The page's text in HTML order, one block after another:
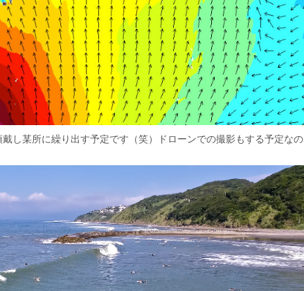
し某所に繰り出す予定です（笑）ドローンでの撮影もする予定なの